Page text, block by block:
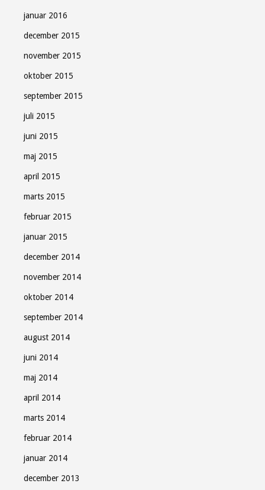
januar 2016
december 2015
november 2015
oktober 2015
september 2015
juli 2015
juni 2015
maj 2015
april 2015
marts 2015
februar 2015
januar 2015
december 2014
november 2014
oktober 2014
september 2014
august 2014
juni 2014
maj 2014
april 2014
marts 2014
februar 2014
januar 2014
december 2013